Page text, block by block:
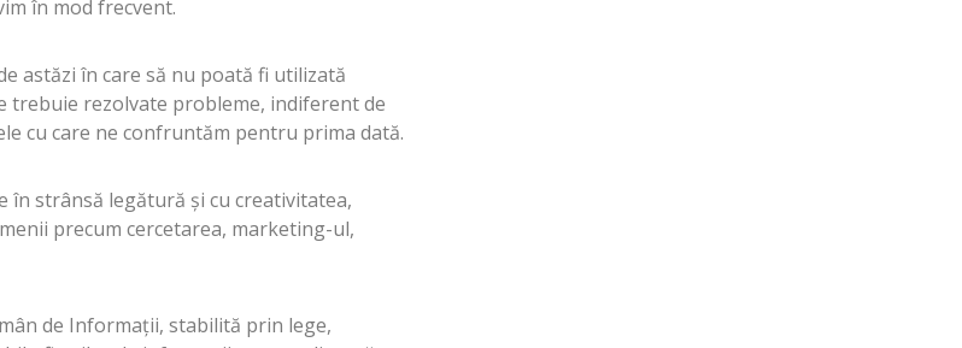
în mod frecvent.
astăzi în care să nu poată fi utilizată
trebuie rezolvate probleme, indiferent de
cu care ne confruntăm pentru prima dată.
strânsă legătură și cu creativitatea,
precum cercetarea, marketing-ul,
de Informații, stabilită prin lege,